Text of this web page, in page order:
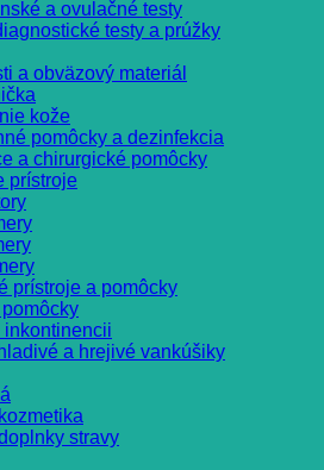
a ovulačné testy
testy a prúžky
a obväzový materiál
kože
pomôcky a dezinfekcia
a chirurgické pomôcky
prístroje
prístroje a pomôcky
inkontinencii
a hrejivé vankúšiky
stravy